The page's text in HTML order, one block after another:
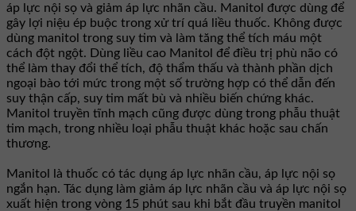
áp lực nội sọ và giảm áp lực nhãn cầu. Manitol được dùng để
gây lợi niệu ép buộc trong xử trí quá liều thuốc. Không được
dùng manitol trong suy tim và làm tăng thể tích máu một
cách đột ngột. Dùng liều cao Manitol để điều trị phù não có
thể làm thay đổi thể tích, độ thẩm thấu và thành phần dịch
ngoại bào tới mức trong một số trường hợp có thể dẫn đến
suy thận cấp, suy tim mất bù và nhiều biến chứng khác.
Manitol truyền tĩnh mạch cũng được dùng trong phẫu thuật
tim mạch, trong nhiều loại phẫu thuật khác hoặc sau chấn
thương.
Manitol là thuốc có tác dụng áp lực nhãn cầu, áp lực nội sọ
ngắn hạn. Tác dụng làm giảm áp lực nhãn cầu và áp lực nội sọ
xuất hiện trong vòng 15 phút sau khi bắt đầu truyền manitol